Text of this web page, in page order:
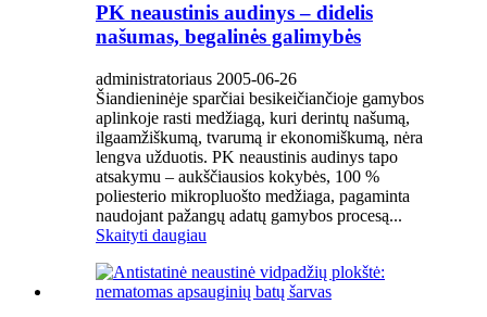
PK neaustinis audinys – didelis
našumas, begalinės galimybės
administratoriaus 2005-06-26
Šiandieninėje sparčiai besikeičiančioje gamybos
aplinkoje rasti medžiagą, kuri derintų našumą,
ilgaamžiškumą, tvarumą ir ekonomiškumą, nėra
lengva užduotis. PK neaustinis audinys tapo
atsakymu – aukščiausios kokybės, 100 %
poliesterio mikropluošto medžiaga, pagaminta
naudojant pažangų adatų gamybos procesą...
Skaityti daugiau